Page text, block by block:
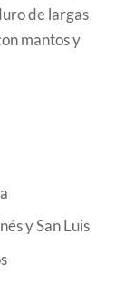
de largas
mantos y
y San Luis